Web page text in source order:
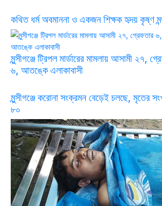
কথিত ধর্ম অবমাননা ও একজন শিক্ষক হৃদয় কৃষ্ণ
মুন্সীগঞ্জে ট্রিপল মার্ডারের মামলায় আসামী ২৭,
৬, আতঙ্কে এলাকাবাসী
মুন্সীগঞ্জে করোনা সংক্রমন বেড়েই চলছে, মৃতের
৮০